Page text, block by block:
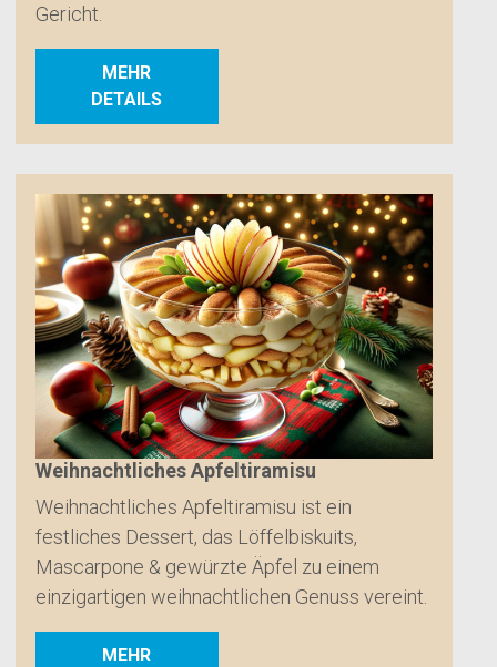
Gericht.
MEHR
DETAILS
Weihnachtliches Apfeltiramisu
Weihnachtliches Apfeltiramisu ist ein
festliches Dessert, das Löffelbiskuits,
Mascarpone & gewürzte Äpfel zu einem
einzigartigen weihnachtlichen Genuss vereint.
MEHR